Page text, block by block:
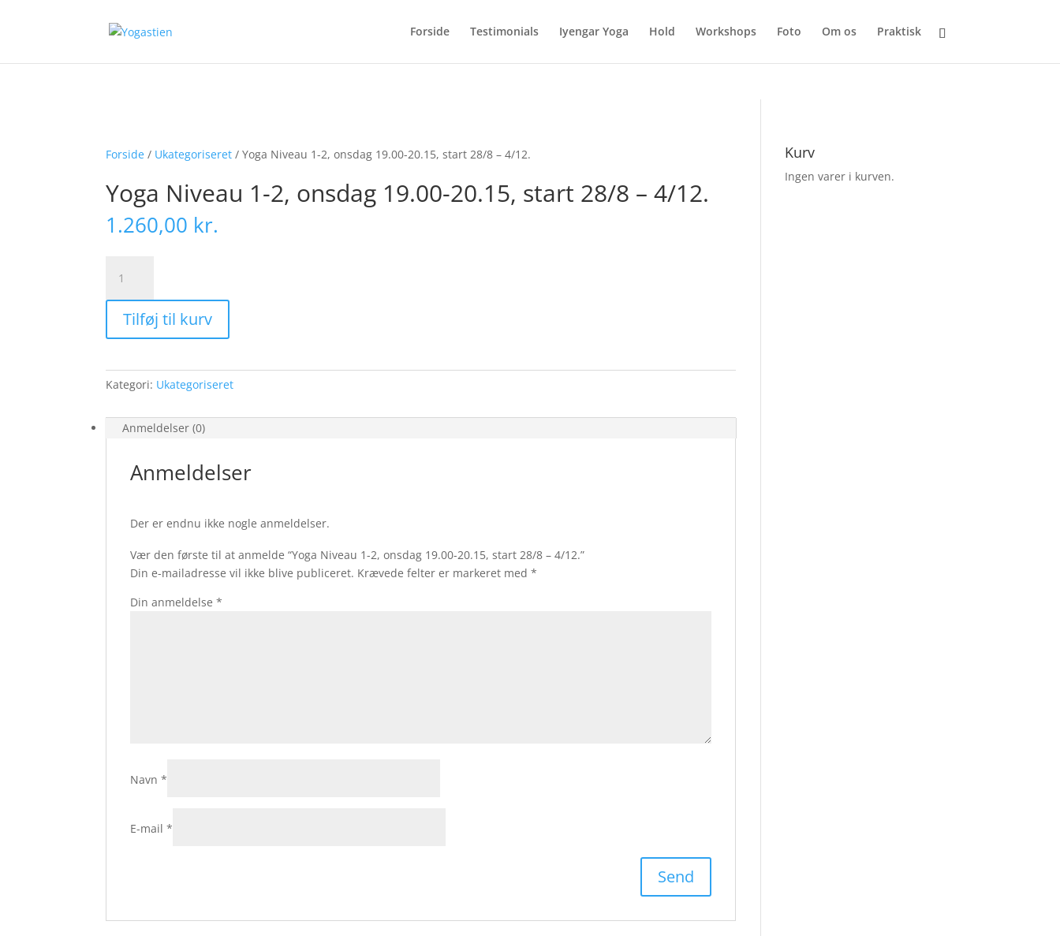
: Trying to access array offset on false in /var/www/yogastien.dk/public_html/wp-content/plugins/jquery-masonry-image-gallery/functions/three-dot-nine.phpon line
Forside Testimonials Iyengar Yoga Hold Workshops Foto Om os Praktisk
Forside / Ukategoriseret / Yoga Niveau 1-2, onsdag 19.00-20.15, start 28/8 – 4/12.
Yoga Niveau 1-2, onsdag 19.00-20.15, start 28/8 – 4/12.
1.260,00 kr.
Niveau
1-
onsdag
20.15,
start
Tilføj til kurv
Kategori: Ukategoriseret
Anmeldelser (0)
Anmeldelser
Der er endnu ikke nogle anmeldelser.
Vær den første til at anmelde “Yoga Niveau 1-2, onsdag 19.00-20.15, start 28/8 – 4/12.”
Din e-mailadresse vil ikke blive publiceret. Krævede felter er markeret med*
Din anmeldelse*
Navn*
E-mail*
Kurv
Ingen varer i kurven.